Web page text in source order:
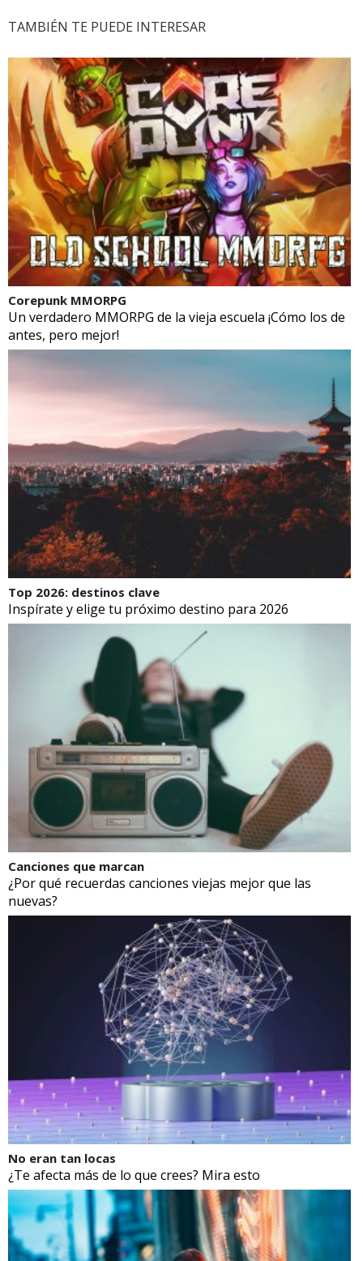
TAMBIÉN TE PUEDE INTERESAR
Corepunk MMORPG
Un verdadero MMORPG de la vieja escuela ¡Cómo los de
antes, pero mejor!
Top 2026: destinos clave
Inspírate y elige tu próximo destino para 2026
Canciones que marcan
¿Por qué recuerdas canciones viejas mejor que las
nuevas?
No eran tan locas
¿Te afecta más de lo que crees? Mira esto